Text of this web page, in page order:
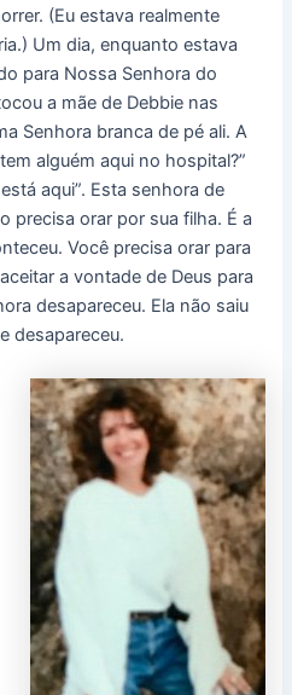
(Eu estava realmente
Um dia, enquanto estava
para Nossa Senhora do
a mãe de Debbie nas
Senhora branca de pé ali. A
alguém aqui no hospital?”
aqui”. Esta senhora de
precisa orar por sua filha. É a
Você precisa orar para
a vontade de Deus para
desapareceu. Ela não saiu
desapareceu.